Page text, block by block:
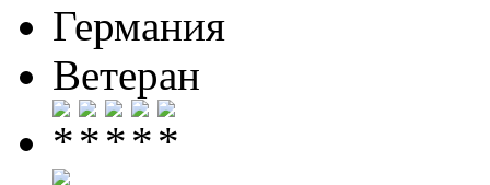
Германия
Ветеран